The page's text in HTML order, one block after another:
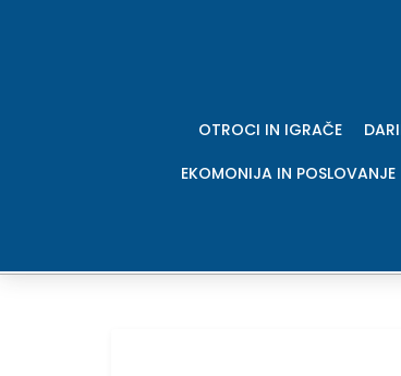
OTROCI IN IGRAČE
EKOMONIJA IN POSLOVANJE